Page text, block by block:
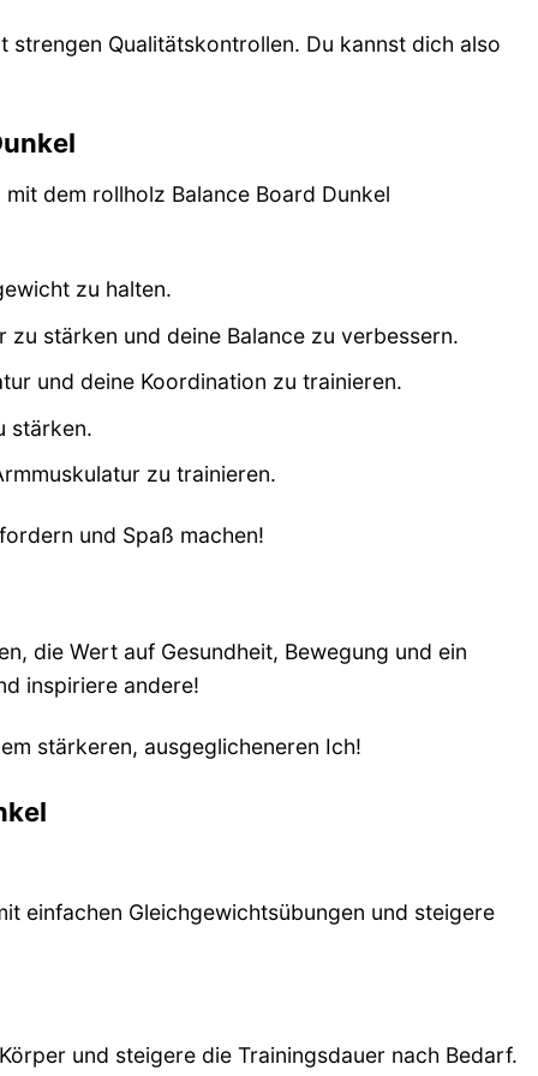
Qualitätskontrollen. Du kannst dich also
dem rollholz Balance Board Dunkel
zu halten.
zu stärken und deine Balance zu verbessern.
und deine Koordination zu trainieren.
stärken.
zu trainieren.
und Spaß machen!
die Wert auf Gesundheit, Bewegung und ein
inspiriere andere!
stärkeren, ausgeglicheneren Ich!
einfachen Gleichgewichtsübungen und steigere
und steigere die Trainingsdauer nach Bedarf.